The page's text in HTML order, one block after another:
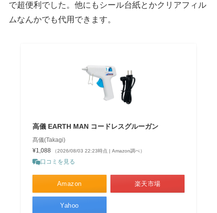
で超便利でした。他にもシール台紙とかクリアフィル
ムなんかでも代用できます。
高儀 EARTH MAN コードレスグルーガン
髙儀(Takagi)
¥1,088
（2026/08/03 22:23時点 | Amazon調べ）
口コミを見る
Amazon 楽天市場
Yahoo